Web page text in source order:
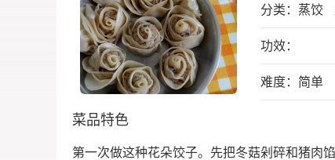
分类： 蒸饺
功效：
难度：简单
菜品特色
第一次做这种花朵饺子。先把冬菇剁碎和猪肉